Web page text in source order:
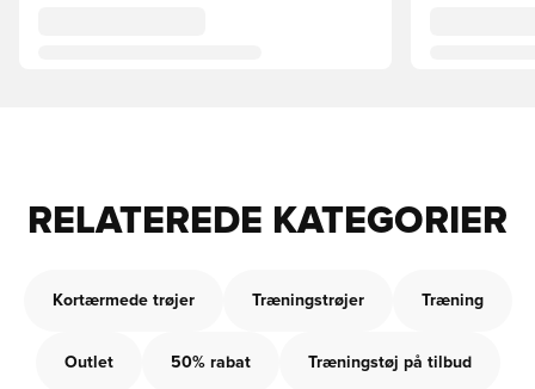
RELATEREDE KATEGORIER
Kortærmede trøjer Træningstrøjer Træning
Outlet 50% rabat Træningstøj på tilbud